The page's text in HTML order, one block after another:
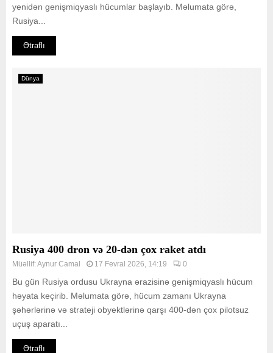
yenidən genişmiqyaslı hücumlar başlayıb. Məlumata görə,
Rusiya...
Ətraflı
Dünya
Rusiya 400 dron və 20-dən çox raket atdı
Müəllif:Aynur Camal 17 Fevral 2026, 14:19 0
Bu gün Rusiya ordusu Ukrayna ərazisinə genişmiqyaslı hücum
həyata keçirib. Məlumata görə, hücum zamanı Ukrayna
şəhərlərinə və strateji obyektlərinə qarşı 400-dən çox pilotsuz
uçuş aparatı...
Ətraflı